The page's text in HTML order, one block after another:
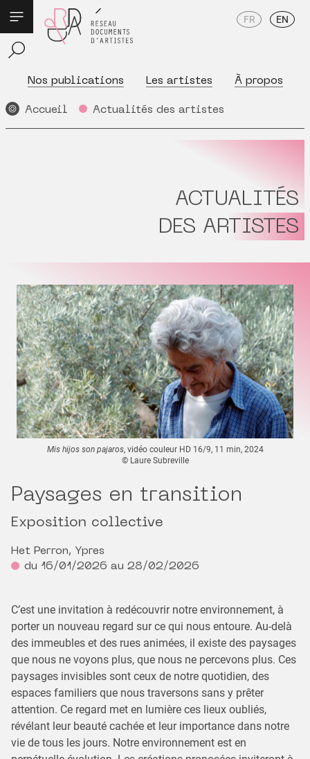
Nos publications Les artistes À propos
FR EN
Accueil Actualités des artistes
ACTUALITÉS
DES ARTISTES
Mis hijos son pajaros, vidéo couleur HD 16/9, 11 min, 2024
© Laure Subreville
Paysages en transition
Exposition collective
Het Perron, Ypres
du 16/01/2026 au 28/02/2026
C’est une invitation à redécouvrir notre environnement, à
porter un nouveau regard sur ce qui nous entoure. Au-delà
des immeubles et des rues animées, il existe des paysages
que nous ne voyons plus, que nous ne percevons plus. Ces
paysages invisibles sont ceux de notre quotidien, des
espaces familiers que nous traversons sans y prêter
attention. Ce regard met en lumière ces lieux oubliés,
révélant leur beauté cachée et leur importance dans notre
vie de tous les jours. Notre environnement est en